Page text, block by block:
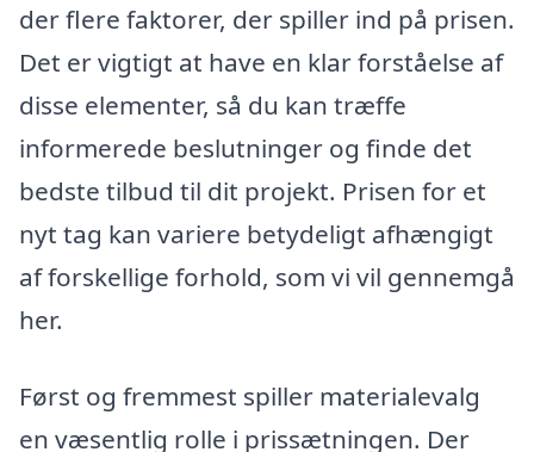
der flere faktorer, der spiller ind på prisen.
Det er vigtigt at have en klar forståelse af
disse elementer, så du kan træffe
informerede beslutninger og finde det
bedste tilbud til dit projekt. Prisen for et
nyt tag kan variere betydeligt afhængigt
af forskellige forhold, som vi vil gennemgå
her.
Først og fremmest spiller materialevalg
en væsentlig rolle i prissætningen. Der